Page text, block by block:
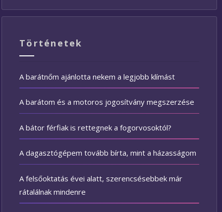
Történetek
A barátnőm ajánlotta nekem a legjobb klímást
A barátom és a motoros jogosítvány megszerzése
A bátor férfiak is rettegnek a fogorvosoktól?
A dagasztógépem tovább bírta, mint a házasságom
A felsőoktatás évei alatt, szerencsésebbek már
rátalálnak mindenre